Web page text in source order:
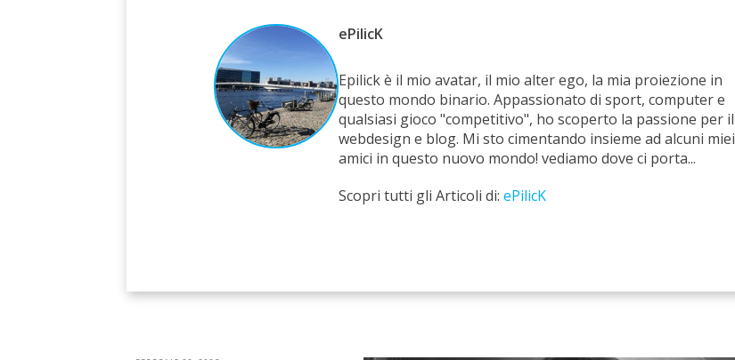
ePilicK
Epilick è il mio avatar, il mio alter ego, la mia proiezione in
questo mondo binario. Appassionato di sport, computer e
qualsiasi gioco "competitivo", ho scoperto la passione per il
webdesign e blog. Mi sto cimentando insieme ad alcuni miei
amici in questo nuovo mondo! vediamo dove ci porta...
Scopri tutti gli Articoli di: ePilicK